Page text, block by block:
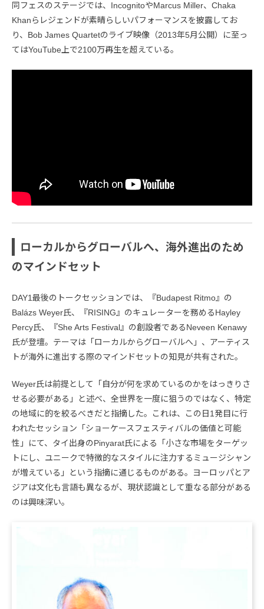
同フェスのステージでは、IncognitoやMarcus Miller、Chaka
Khanらレジェンドが素晴らしいパフォーマンスを披露してお
り、Bob James Quartetのライブ映像（2013年5月公開）に至っ
てはYouTube上で2100万再生を超えている。
ローカルからグローバルへ、海外進出のため
のマインドセット
DAY1最後のトークセッションでは、『Budapest Ritmo』の
Balázs Weyer氏、『RISING』のキュレーターを務めるHayley
Percy氏、『She Arts Festival』の創設者であるNeveen Kenawy
氏が登壇。テーマは「ローカルからグローバルへ」、アーティス
トが海外に進出する際のマインドセットの知見が共有された。
Weyer氏は前提として「自分が何を求めているのかをはっきりさ
せる必要がある」と述べ、全世界を一度に狙うのではなく、特定
の地域に的を絞るべきだと指摘した。これは、この日1発目に行
われたセッション「ショーケースフェスティバルの価値と可能
性」にて、タイ出身のPinyarat氏による「小さな市場をターゲッ
トにし、ユニークで特徴的なスタイルに注力するミュージシャン
が増えている」という指摘に通じるものがある。ヨーロッパとア
ジアは文化も言語も異なるが、現状認識として重なる部分がある
のは興味深い。